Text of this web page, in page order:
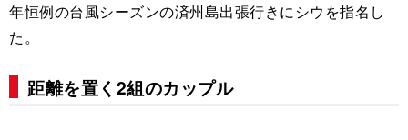
年恒例の台風シーズンの済州島出張行きにシウを指名し
た。
距離を置く2組のカップル